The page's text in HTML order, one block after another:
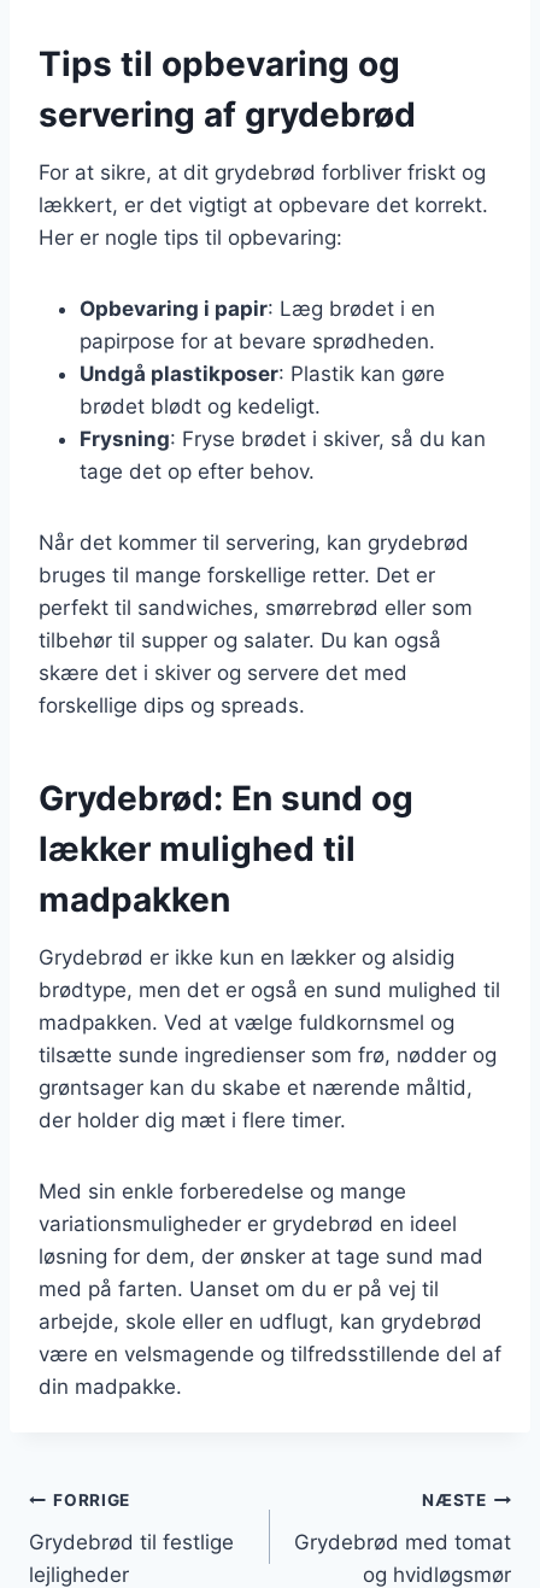
Tips til opbevaring og
servering af grydebrød
For at sikre, at dit grydebrød forbliver friskt og
lækkert, er det vigtigt at opbevare det korrekt.
Her er nogle tips til opbevaring:
Opbevaring i papir: Læg brødet i en
papirpose for at bevare sprødheden.
Undgå plastikposer: Plastik kan gøre
brødet blødt og kedeligt.
Frysning: Fryse brødet i skiver, så du kan
tage det op efter behov.
Når det kommer til servering, kan grydebrød
bruges til mange forskellige retter. Det er
perfekt til sandwiches, smørrebrød eller som
tilbehør til supper og salater. Du kan også
skære det i skiver og servere det med
forskellige dips og spreads.
Grydebrød: En sund og
lækker mulighed til
madpakken
Grydebrød er ikke kun en lækker og alsidig
brødtype, men det er også en sund mulighed til
madpakken. Ved at vælge fuldkornsmel og
tilsætte sunde ingredienser som frø, nødder og
grøntsager kan du skabe et nærende måltid,
der holder dig mæt i flere timer.
Med sin enkle forberedelse og mange
variationsmuligheder er grydebrød en ideel
løsning for dem, der ønsker at tage sund mad
med på farten. Uanset om du er på vej til
arbejde, skole eller en udflugt, kan grydebrød
være en velsmagende og tilfredsstillende del af
din madpakke.
Indlægsnavigation
FORRIGE
Grydebrød til festlige
lejligheder
NÆSTE
Grydebrød med tomat
og hvidløgsmør